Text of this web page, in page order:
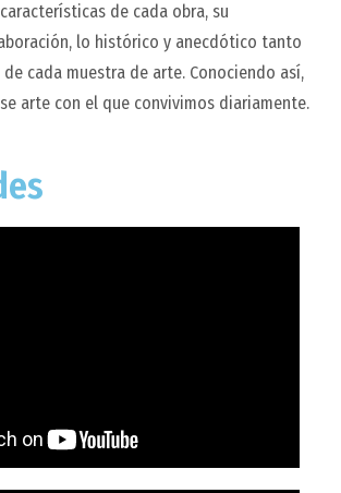
de cada obra, su
lo histórico y anecdótico tanto
cada muestra de arte. Conociendo así,
arte con el que convivimos diariamente.